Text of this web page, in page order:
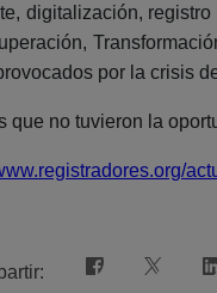
digitalización,
por la crisis
que no tuvieron la